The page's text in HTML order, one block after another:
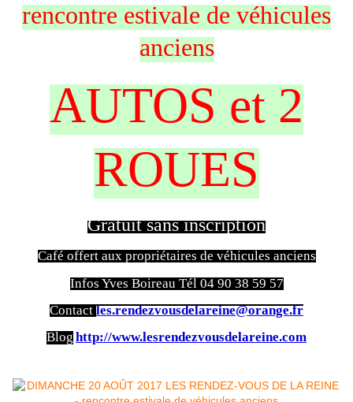
rencontre estivale de véhicules
anciens
AUTOS et 2
ROUES
Gratuit sans inscription
Café offert aux propriétaires de véhicules anciens
Infos Yves Boireau Tél 04 90 38 59 57
Contact les.rendezvousdelareine@orange.fr
Blog http://www.lesrendezvousdelareine.com